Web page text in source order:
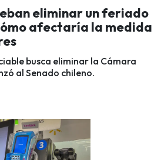
eliminar un feriado
afectaría la medida
busca eliminar la Cámara
al Senado chileno.